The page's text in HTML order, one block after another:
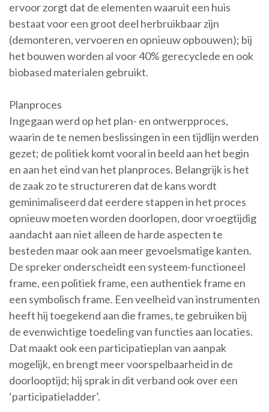
ervoor zorgt dat de elementen waaruit een huis
bestaat voor een groot deel herbruikbaar zijn
(demonteren, vervoeren en opnieuw opbouwen); bij
het bouwen worden al voor 40% gerecyclede en ook
biobased materialen gebruikt.
Planproces
Ingegaan werd op het plan- en ontwerpproces,
waarin de te nemen beslissingen in een tijdlijn werden
gezet; de politiek komt vooral in beeld aan het begin
en aan het eind van het planproces. Belangrijk is het
de zaak zo te structureren dat de kans wordt
geminimaliseerd dat eerdere stappen in het proces
opnieuw moeten worden doorlopen, door vroegtijdig
aandacht aan niet alleen de harde aspecten te
besteden maar ook aan meer gevoelsmatige kanten.
De spreker onderscheidt een systeem-functioneel
frame, een politiek frame, een authentiek frame en
een symbolisch frame. Een veelheid van instrumenten
heeft hij toegekend aan die frames, te gebruiken bij
de evenwichtige toedeling van functies aan locaties.
Dat maakt ook een participatieplan van aanpak
mogelijk, en brengt meer voorspelbaarheid in de
doorlooptijd; hij sprak in dit verband ook over een
‘participatieladder’.